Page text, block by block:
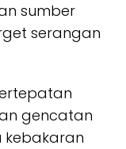
sumber
serangan
gencatan
kebakaran